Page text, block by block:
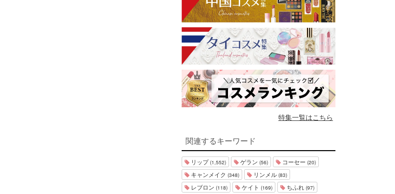
特集一覧はこちら
関連するキーワード
リップ(1,552) ゲラン (56) コーセー (20)
キャンメイク (348) リンメル (83)
レブロン (118) ケイト (169) ちふれ (97)